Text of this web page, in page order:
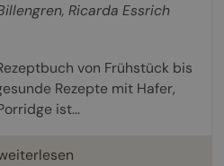
, Ricarda Essrich
von Frühstück bis
Rezepte mit Hafer,
ist...